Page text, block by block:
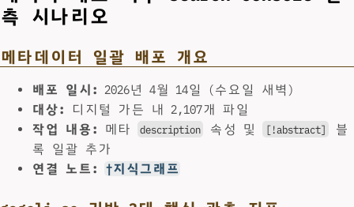
측 시나리오
메타데이터 일괄 배포 개요
배포 일시: 2026년 4월 14일 (수요일 새벽)
대상:
디지털 가든 내 2,107개 파일
작업 내용:
메타 description 속성 및 [!abstract]
블
록 일괄 추가
연결 노트:
†지식그래프